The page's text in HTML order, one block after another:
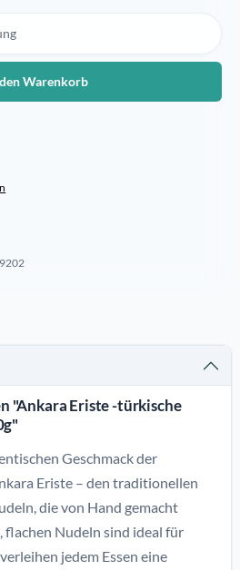
Warenkorb
"Ankara Eriste -türkische
Geschmack der
Eriste – den traditionellen
die von Hand gemacht
Nudeln sind ideal für
jedem Essen eine